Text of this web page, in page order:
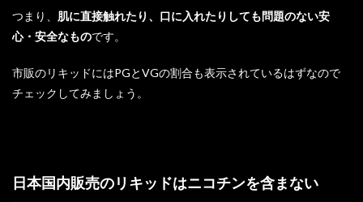
つまり、 肌に直接触れたり、口に入れたりしても問題のない安
心・安全なものです。
市販のリキッドにはPGとVGの割合も表示されているはずなので
チェックしてみましょう。
日本国内販売のリキッドはニコチンを含まない